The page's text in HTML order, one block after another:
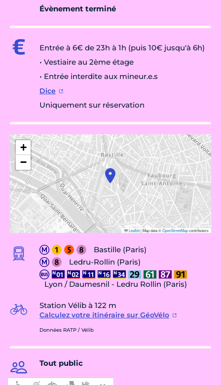
Évènement terminé
Entrée à 6€ de 23h à 1h (puis 10€ jusqu'à 6h)
• Vestiaire au 2ème étage
• Entrée interdite aux mineur.e.s
Dice
Uniquement sur réservation
+
−
Leaflet|Map data ©OpenStreetMapcontributors
Bastille (Paris)
Ledru-Rollin (Paris)
Lyon / Daumesnil - Ledru Rollin (Paris)
Station Vélib à 122 m
Calculez votre itinéraire sur GéoVélo
Données RATP / Vélib
Tout public